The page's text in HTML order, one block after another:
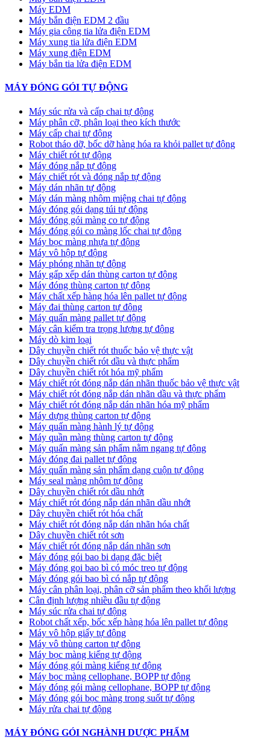
Máy EDM
Máy bắn điện EDM 2 đầu
Máy gia công tia lửa điện EDM
Máy xung tia lửa điện EDM
Máy xung điện EDM
Máy bắn tia lửa điện EDM
MÁY ĐÓNG GÓI TỰ ĐỘNG
Máy súc rửa và cấp chai tự động
Máy phân cỡ, phân loại theo kích thước
Máy cấp chai tự động
Robot tháo dỡ, bốc dỡ hàng hóa ra khỏi pallet tự động
Máy chiết rót tự động
Máy đóng nắp tự động
Máy chiết rót và đóng nắp tự động
Máy dán nhãn tự động
Máy dán màng nhôm miệng chai tự động
Máy đóng gói dạng túi tự động
Máy đóng gói màng co tự động
Máy đóng gói co màng lốc chai tự động
Máy bọc màng nhựa tự động
Máy vô hộp tự động
Máy phóng nhãn tự động
Máy gấp xếp dán thùng carton tự động
Máy đóng thùng carton tự động
Máy chất xếp hàng hóa lên pallet tự động
Máy đai thùng carton tự động
Máy quấn màng pallet tự động
Máy cân kiểm tra trọng lượng tự động
Máy dò kim loại
Dây chuyền chiết rót thuốc bảo vệ thực vật
Dây chuyền chiết rót dầu và thực phẩm
Dây chuyền chiết rót hóa mỹ phẩm
Máy chiết rót đóng nắp dán nhãn thuốc bảo vệ thực vật
Máy chiết rót đóng nắp dán nhãn dầu và thực phẩm
Máy chiết rót đóng nắp dán nhãn hóa mỹ phẩm
Máy dựng thùng carton tự động
Máy quấn màng hành lý tự động
Máy quần màng thùng carton tự động
Máy quấn màng sản phẩm nằm ngang tự động
Máy đóng đai pallet tự động
Máy quấn màng sản phẩm dạng cuộn tự động
Máy seal màng nhôm tự động
Dây chuyền chiết rót dầu nhớt
Máy chiết rót đóng nắp dán nhãn dầu nhớt
Dây chuyền chiết rót hóa chất
Máy chiết rót đóng nắp dán nhãn hóa chất
Dây chuyền chiết rót sơn
Máy chiết rót đóng nắp dán nhãn sơn
Máy đóng gói bao bi dạng đặc biệt
Máy đóng goi bao bì có móc treo tự động
Máy đóng gói bao bì có nắp tự động
Máy cân phân loại, phân cỡ sản phẩm theo khối lượng
Cân định lượng nhiều đầu tự động
Máy súc rửa chai tự động
Robot chất xếp, bốc xếp hàng hóa lên pallet tự động
Máy vô hộp giấy tự động
Máy vô thùng carton tự động
Máy bọc màng kiếng tự động
Máy đóng gói màng kiếng tự động
Máy bọc màng cellophane, BOPP tự động
Máy đóng gói màng cellophane, BOPP tự động
Máy đóng gói bọc màng trong suốt tự động
Máy rửa chai tự động
MÁY ĐÓNG GÓI NGHÀNH DƯỢC PHẨM